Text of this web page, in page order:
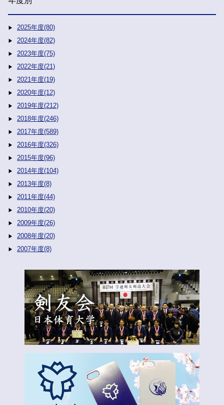
2025年度(80)
2024年度(82)
2023年度(75)
2022年度(21)
2021年度(19)
2020年度(12)
2019年度(212)
2018年度(246)
2017年度(589)
2016年度(326)
2015年度(96)
2014年度(104)
2013年度(8)
2011年度(44)
2010年度(20)
2009年度(26)
2008年度(20)
2007年度(8)